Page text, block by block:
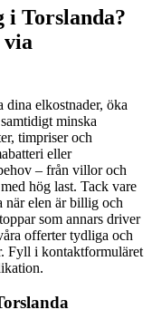
i Torslanda?
dina elkostnader, öka
minska
timpriser och
eller
– från villor och
hög last. Tack vare
när elen är billig och
som annars driver
offerter tydliga och
Fyll i kontaktformuläret